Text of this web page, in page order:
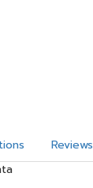
Reviews